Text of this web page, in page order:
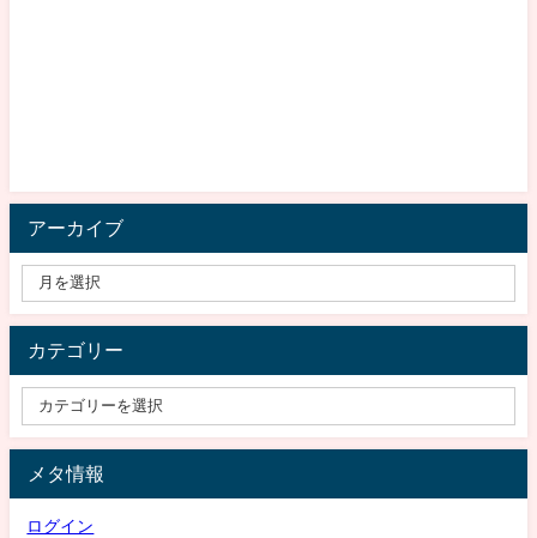
アーカイブ
カテゴリー
メタ情報
ログイン